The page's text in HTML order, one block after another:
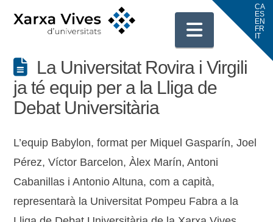
La Universitat Rovira i Virgili
ja té equip per a la Lliga de
Debat Universitària
L’equip Babylon, format per Miquel Gasparín, Joel
Pérez, Víctor Barcelon, Àlex Marín, Antoni
Cabanillas i Antonio Altuna, com a capità,
representarà la Universitat Pompeu Fabra a la